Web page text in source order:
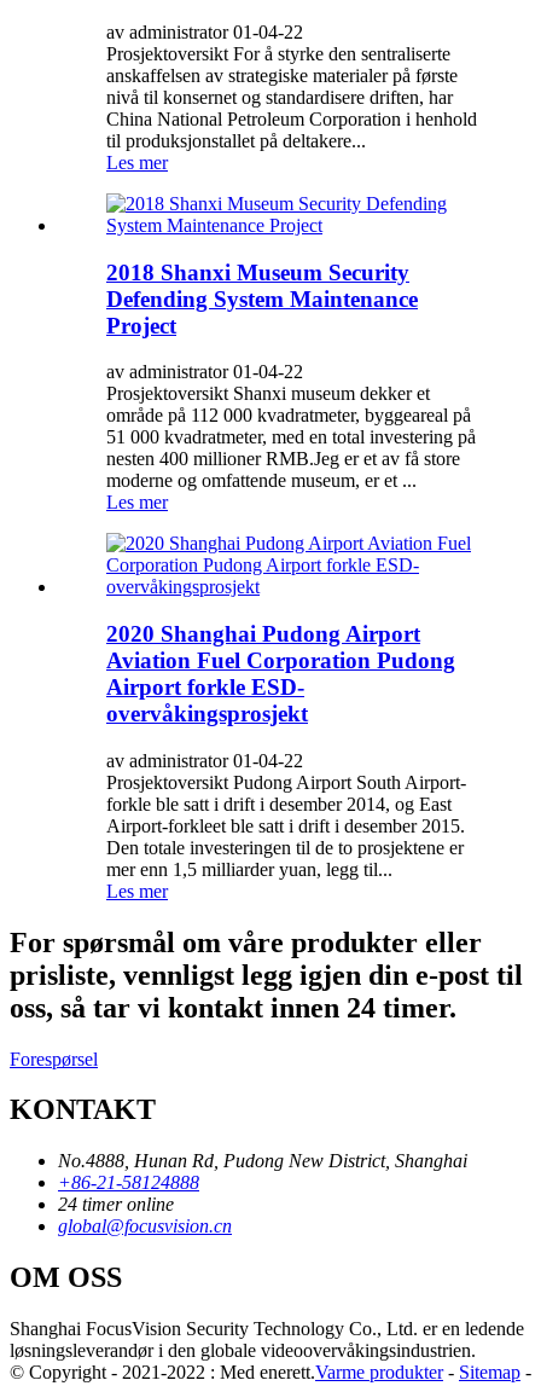
av administrator 01-04-22
Prosjektoversikt For å styrke den sentraliserte
anskaffelsen av strategiske materialer på første
nivå til konsernet og standardisere driften, har
China National Petroleum Corporation i henhold
til produksjonstallet på deltakere...
Les mer
2018 Shanxi Museum Security
Defending System Maintenance
Project
av administrator 01-04-22
Prosjektoversikt Shanxi museum dekker et
område på 112 000 kvadratmeter, byggeareal på
51 000 kvadratmeter, med en total investering på
nesten 400 millioner RMB.Jeg er et av få store
moderne og omfattende museum, er et ...
Les mer
2020 Shanghai Pudong Airport
Aviation Fuel Corporation Pudong
Airport forkle ESD-
overvåkingsprosjekt
av administrator 01-04-22
Prosjektoversikt Pudong Airport South Airport-
forkle ble satt i drift i desember 2014, og East
Airport-forkleet ble satt i drift i desember 2015.
Den totale investeringen til de to prosjektene er
mer enn 1,5 milliarder yuan, legg til...
Les mer
For spørsmål om våre produkter eller
prisliste, vennligst legg igjen din e-post til
oss, så tar vi kontakt innen 24 timer.
Forespørsel
KONTAKT
No.4888, Hunan Rd, Pudong New District, Shanghai
+86-21-58124888
24 timer online
global@focusvision.cn
OM OSS
Shanghai FocusVision Security Technology Co., Ltd. er en ledende
løsningsleverandør i den globale videoovervåkingsindustrien.
© Copyright - 2021-2022 : Med enerett.Varme produkter- Sitemap -